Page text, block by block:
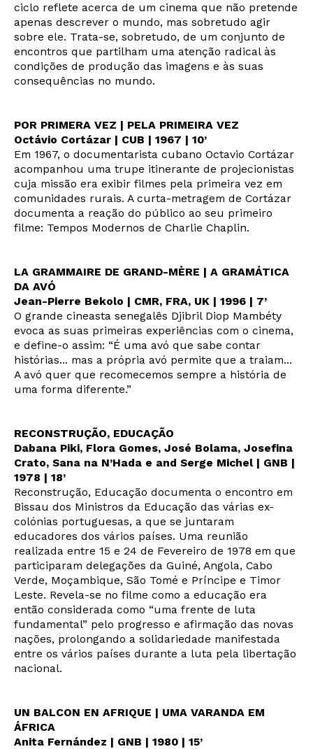
ciclo reflete acerca de um cinema que não pretende
apenas descrever o mundo, mas sobretudo agir
sobre ele. Trata-se, sobretudo, de um conjunto de
encontros que partilham uma atenção radical às
condições de produção das imagens e às suas
consequências no mundo.
POR PRIMERA VEZ | PELA PRIMEIRA VEZ
Octávio Cortázar | CUB | 1967 | 10’
Em 1967, o documentarista cubano Octavio Cortázar
acompanhou uma trupe itinerante de projecionistas
cuja missão era exibir filmes pela primeira vez em
comunidades rurais. A curta-metragem de Cortázar
documenta a reação do público ao seu primeiro
filme: Tempos Modernos de Charlie Chaplin.
LA GRAMMAIRE DE GRAND-MÈRE | A GRAMÁTICA
DA AVÓ
Jean-Pierre Bekolo | CMR, FRA, UK | 1996 | 7’
O grande cineasta senegalês Djibril Diop Mambéty
evoca as suas primeiras experiências com o cinema,
e define-o assim: “É uma avó que sabe contar
histórias... mas a própria avó permite que a traiam...
A avó quer que recomecemos sempre a história de
uma forma diferente.”
RECONSTRUÇÃO, EDUCAÇÃO
Dabana Piki, Flora Gomes, José Bolama, Josefina
Crato, Sana na N’Hada e and Serge Michel | GNB |
1978 | 18’
Reconstrução, Educação documenta o encontro em
Bissau dos Ministros da Educação das várias ex-
colónias portuguesas, a que se juntaram
educadores dos vários países. Uma reunião
realizada entre 15 e 24 de Fevereiro de 1978 em que
participaram delegações da Guiné, Angola, Cabo
Verde, Moçambique, São Tomé e Príncipe e Timor
Leste. Revela-se no filme como a educação era
então considerada como “uma frente de luta
fundamental” pelo progresso e afirmação das novas
nações, prolongando a solidariedade manifestada
entre os vários países durante a luta pela libertação
nacional.
UN BALCON EN AFRIQUE | UMA VARANDA EM
ÁFRICA
Anita Fernández | GNB | 1980 | 15’
Newsletter
Interesses